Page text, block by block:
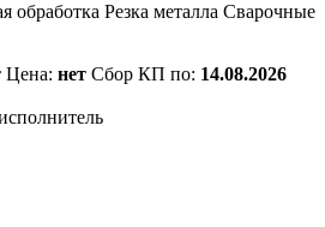
обработка Резка металла Сварочные
Цена: нет Сбор КП по: 14.08.2026